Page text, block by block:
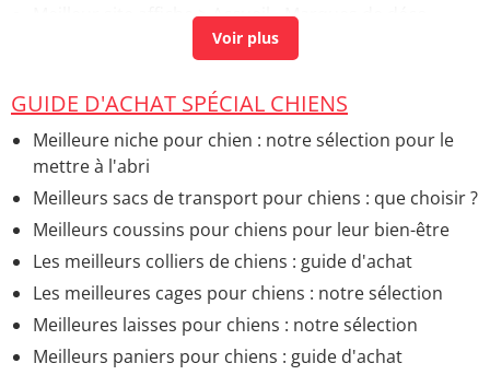
Meilleur site affiche> Accueil - Marques de déco
Meilleur harnais pour chien> Accueil - Guide d'achat
Meilleur four electrique> Accueil - Appareils de
cuisson
GUIDE D'ACHAT SPÉCIAL CHIENS
Meilleure niche pour chien : notre sélection pour le
mettre à l'abri
Meilleurs sacs de transport pour chiens : que choisir ?
Meilleurs coussins pour chiens pour leur bien-être
Les meilleurs colliers de chiens : guide d'achat
Les meilleures cages pour chiens : notre sélection
Meilleures laisses pour chiens : notre sélection
Meilleurs paniers pour chiens : guide d'achat